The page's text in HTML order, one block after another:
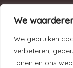
We
We gebruiken
verbeteren,
tonen en ons
aan. Win-win,
Lees onze
just like us.